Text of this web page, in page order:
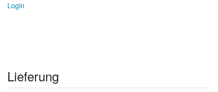
Login
Lieferung